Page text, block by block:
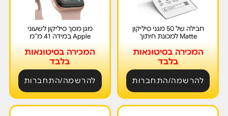
חבילה של 50 מגני סיליקון
Matte למכונת חיתוך
המכירה בסיטונאות
בלבד
להרשמה/התחברות
מגן מסך סיליקון לשעוני
Apple במידה 41 מ”מ
המכירה בסיטונאות
בלבד
להרשמה/התחברות